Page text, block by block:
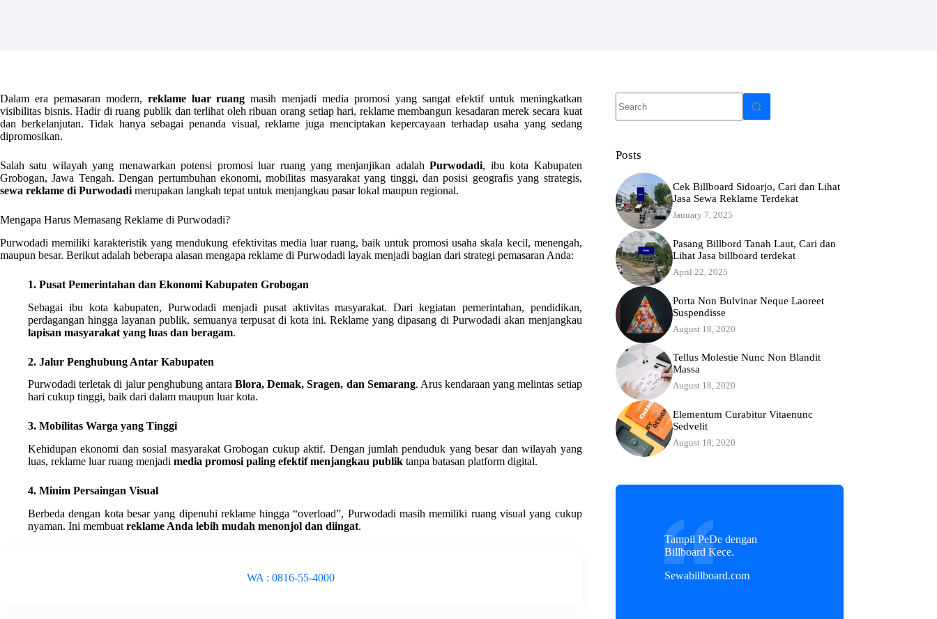
Dalam era pemasaran modern, reklame luar ruang masih menjadi media promosi yang sangat efektif untuk meningkatkan
visibilitas bisnis. Hadir di ruang publik dan terlihat oleh ribuan orang setiap hari, reklame membangun kesadaran merek secara kuat
dan berkelanjutan. Tidak hanya sebagai penanda visual, reklame juga menciptakan kepercayaan terhadap usaha yang sedang
dipromosikan.
Salah satu wilayah yang menawarkan potensi promosi luar ruang yang menjanjikan adalahPurwodadi, ibu kota Kabupaten
Grobogan, Jawa Tengah. Dengan pertumbuhan ekonomi, mobilitas masyarakat yang tinggi, dan posisi geografis yang strategis,
sewa reklame di Purwodadi merupakan langkah tepat untuk menjangkau pasar lokal maupun regional.
Mengapa Harus Memasang Reklame di Purwodadi?
Purwodadi memiliki karakteristik yang mendukung efektivitas media luar ruang, baik untuk promosi usaha skala kecil, menengah,
maupun besar. Berikut adalah beberapa alasan mengapa reklame di Purwodadi layak menjadi bagian dari strategi pemasaran Anda:
1. Pusat Pemerintahan dan Ekonomi Kabupaten Grobogan
Sebagai ibu kota kabupaten, Purwodadi menjadi pusat aktivitas masyarakat. Dari kegiatan pemerintahan, pendidikan,
perdagangan hingga layanan publik, semuanya terpusat di kota ini. Reklame yang dipasang di Purwodadi akan menjangkau
lapisan masyarakat yang luas dan beragam.
2. Jalur Penghubung Antar Kabupaten
Purwodadi terletak di jalur penghubung antaraBlora, Demak, Sragen, dan Semarang. Arus kendaraan yang melintas setiap
hari cukup tinggi, baik dari dalam maupun luar kota.
3. Mobilitas Warga yang Tinggi
Kehidupan ekonomi dan sosial masyarakat Grobogan cukup aktif. Dengan jumlah penduduk yang besar dan wilayah yang
luas, reklame luar ruang menjadi media promosi paling efektif menjangkau publik tanpa batasan platform digital.
4. Minim Persaingan Visual
Berbeda dengan kota besar yang dipenuhi reklame hingga “overload”, Purwodadi masih memiliki ruang visual yang cukup
nyaman. Ini membuat reklame Anda lebih mudah menonjol dan diingat.
WA : 0816-55-4000
results
Posts
Cek Billboard Sidoarjo, Cari dan Lihat
Jasa Sewa Reklame Terdekat
January 7, 2025
Pasang Billbord Tanah Laut, Cari dan
Lihat Jasa billboard terdekat
April 22, 2025
Porta Non Bulvinar Neque Laoreet
Suspendisse
August 18, 2020
Tellus Molestie Nunc Non Blandit
Massa
August 18, 2020
Elementum Curabitur Vitaenunc
Sedvelit
August 18, 2020
Tampil PeDe dengan
Billboard Kece.
Sewabillboard.com